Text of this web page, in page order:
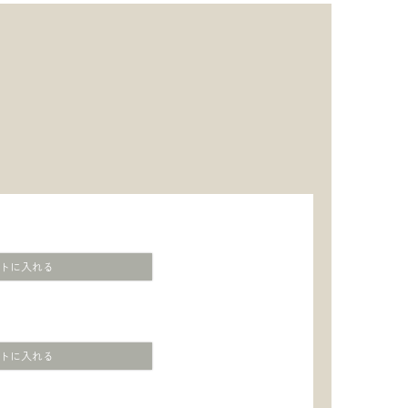
に入れる
に入れる